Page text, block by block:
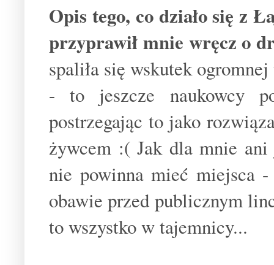
Opis tego, co działo się z
przyprawił mnie wręcz o
spaliła się wskutek
- to jeszcze naukowcy
postrzegając to jako
żywcem :( Jak dla mnie
nie powinna mieć miejsca
obawie przed publicznym
to wszystko w tajemnicy...